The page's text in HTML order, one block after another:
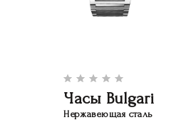
Часы Bulgari
Нержавеющая сталь